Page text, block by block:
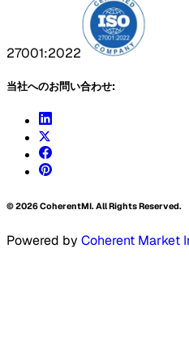
27001:2022
当社へのお問い合わせ:
©2026CoherentMI. All Rights Reserved.
Powered by Coherent Market